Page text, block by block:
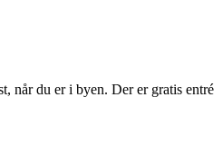
når du er i byen. Der er gratis entré